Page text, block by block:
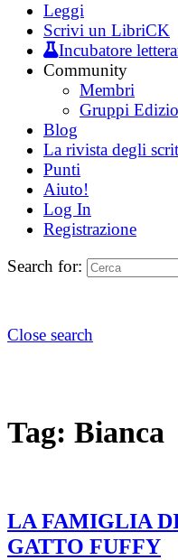
Leggi
Scrivi un LibriCK
Incubatore
Community
Membri
Gruppi
Blog
La rivista degli
Punti
Aiuto!
Log In
Registrazione
Search for:
Close search
Tag: Bianca
LA FAMIGLIA
GATTO FUFFY